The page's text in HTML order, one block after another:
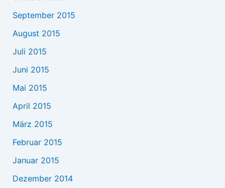
September 2015
August 2015
Juli 2015
Juni 2015
Mai 2015
April 2015
März 2015
Februar 2015
Januar 2015
Dezember 2014